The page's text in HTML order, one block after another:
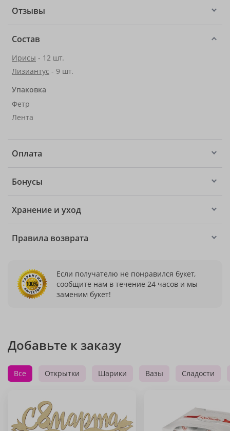
Отзывы
Состав
Ирисы - 12 шт.
Лизиантус - 9 шт.
Упаковка
Фетр
Лента
Оплата
Бонусы
Хранение и уход
Правила возврата
Если получателю не понравился букет,
сообщите нам в течение 24 часов и мы
заменим букет!
Добавьте к заказу
Все Открытки Шарики Вазы Сладости